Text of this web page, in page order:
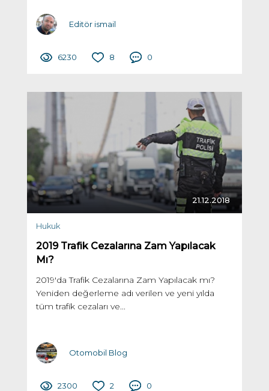
Editör ismail
6230 8 0
21.12.2018
Hukuk
2019 Trafik Cezalarına Zam Yapılacak
Mı?
2019'da Trafik Cezalarına Zam Yapılacak mı?
Yeniden değerleme adı verilen ve yeni yılda
tüm trafik cezaları ve...
Otomobil Blog
2300 2 0